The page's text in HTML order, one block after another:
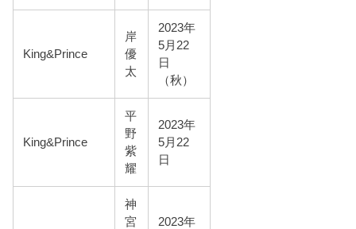
King&Prince
岸
優
太
2023年
5月22
日
（秋）
King&Prince
平
野
紫
耀
2023年
5月22
日
神
宮
2023年